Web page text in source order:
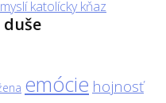
katolícky kňaz
emócie hojnosť